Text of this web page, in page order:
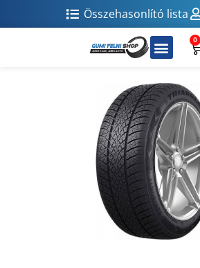
Összehasonlító lista
0